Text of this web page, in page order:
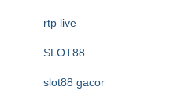
rtp live
SLOT88
slot88 gacor